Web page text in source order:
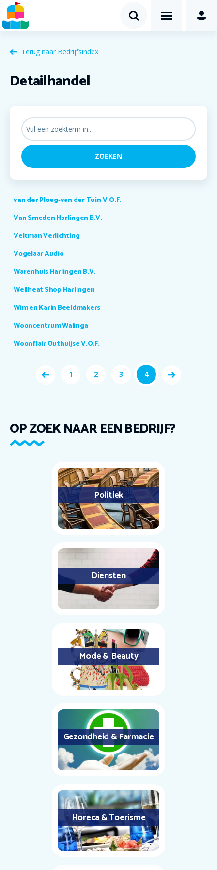
Terug naar Bedrijfsindex
Detailhandel
van der Ploeg-van der Tuin V.O.F.
Van Smeden Harlingen B.V.
Veltman Verlichting
Vogelaar Audio
Warenhuis Harlingen B.V.
Wellheat Shop Harlingen
Wim en Karin Beeldmakers
Wooncentrum Walinga
Woonflair Outhuijse V.O.F.
1 2 3 4
OP ZOEK NAAR EEN BEDRIJF?
Politiek
Diensten
Mode & Beauty
Gezondheid & Farmacie
Horeca & Toerisme